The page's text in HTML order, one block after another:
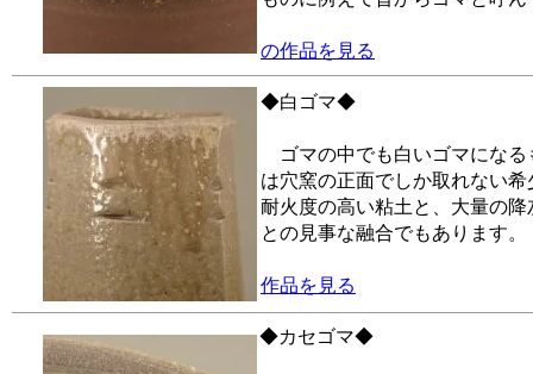
の作品を見る
◆白ゴマ◆
ゴマの中でも白いゴマになる
は穴窯の正面でしか取れない
耐火度の高い粘土と、大量の
との見事な融合でもあります。
作品を見る
◆カセゴマ◆